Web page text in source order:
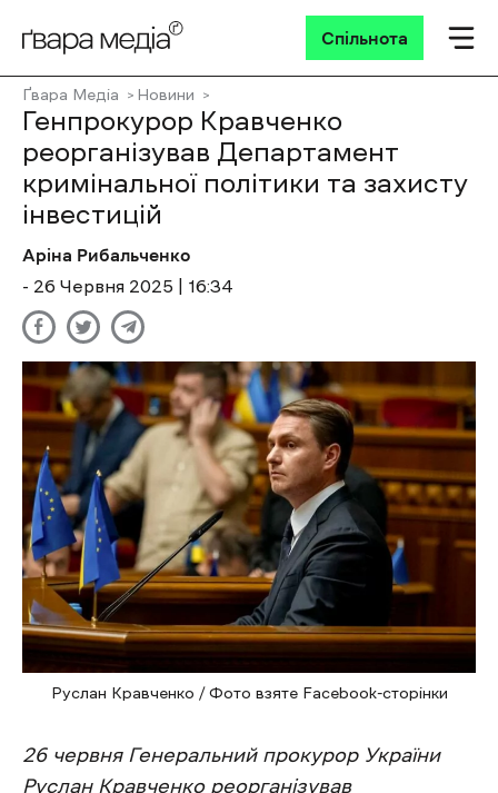
Спільнота
Ґвара Медіа Новини
Генпрокурор Кравченко
реорганізував Департамент
кримінальної політики та захисту
інвестицій
Аріна Рибальченко
- 26 Червня 2025 | 16:34
Руслан Кравченко / Фото взяте Facebook-сторінки
26 червня Генеральний прокурор України
Руслан Кравченко реорганізував